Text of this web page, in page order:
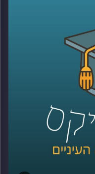
לשיעורי התעסוקה
יש השלכות על רוב
ד״ר מריאן תחאוכו,
בבית ספר טיומקין
בראש המרכז לחברה